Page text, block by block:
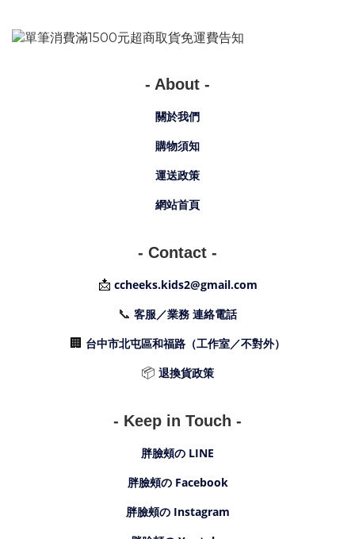
- About -
關於我們
購物須知
運送政策
網站首頁
- Contact -
📩 ccheeks.kids2@gmail.com
📞 客服／業務 連絡電話
🏢 台中市北屯區和福路（工作室／不對外）
📦 退換貨政策
- Keep in Touch -
胖臉頰の LINE
胖臉頰の Facebook
胖臉頰の Instagram